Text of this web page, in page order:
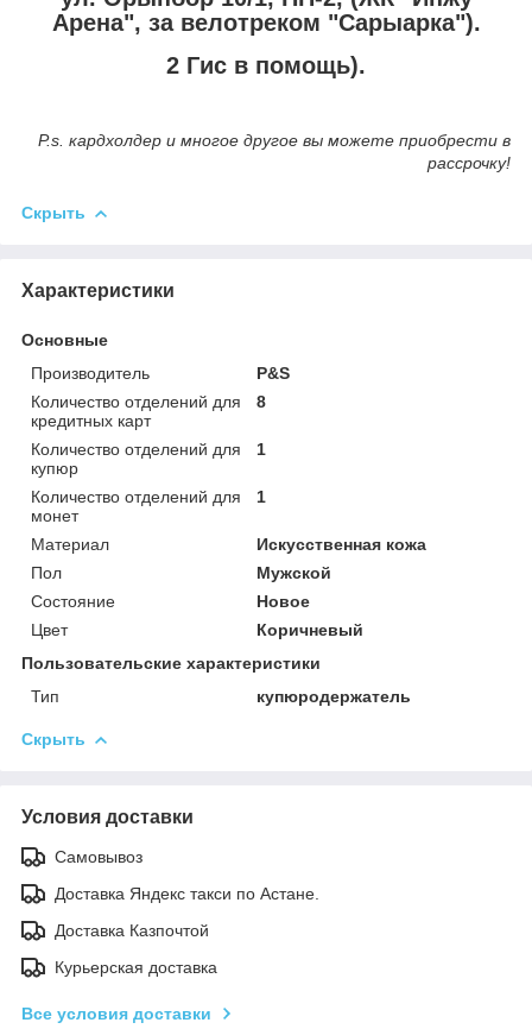
Арена", за велотреком "Сарыарка").
2 Гис в помощь).
P.s. кардхолдер и многое другое вы можете приобрести в
рассрочку!
Скрыть
Характеристики
Основные
Производитель
P&S
Количество отделений для
кредитных карт
8
Количество отделений для
купюр
1
Количество отделений для
монет
1
Материал
Искусственная кожа
Пол
Мужской
Состояние
Новое
Цвет
Коричневый
Пользовательские характеристики
Тип
купюродержатель
Скрыть
Условия доставки
Самовывоз
Доставка Яндекс такси по Астане.
Доставка Казпочтой
Курьерская доставка
Все условия доставки